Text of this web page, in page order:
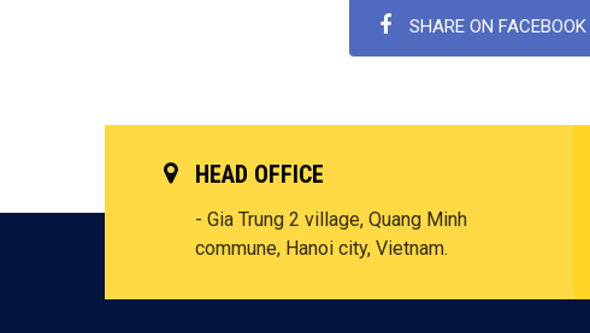
SHARE ON FACEBOOK
HEAD OFFICE
- Gia Trung 2 village, Quang Minh
commune, Hanoi city, Vietnam.